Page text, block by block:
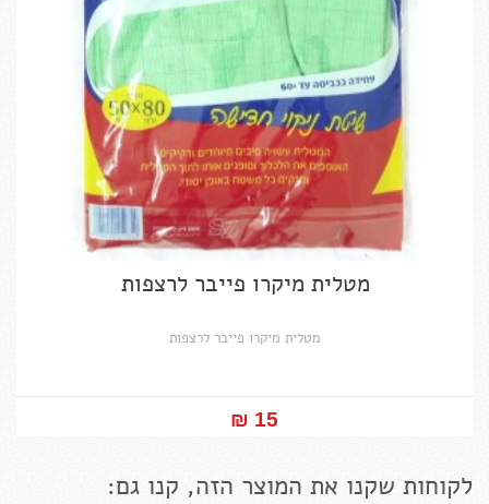
מטלית מיקרו פייבר לרצפות
מטלית מיקרו פייבר לרצפות
15 ₪‎
לקוחות שקנו את המוצר הזה, קנו גם: